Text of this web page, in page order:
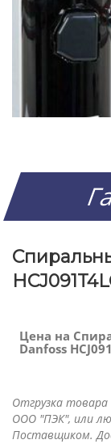
Цена на
Danfoss
Отгрузка товара
ООО "ПЭК", или
Поставщиком.